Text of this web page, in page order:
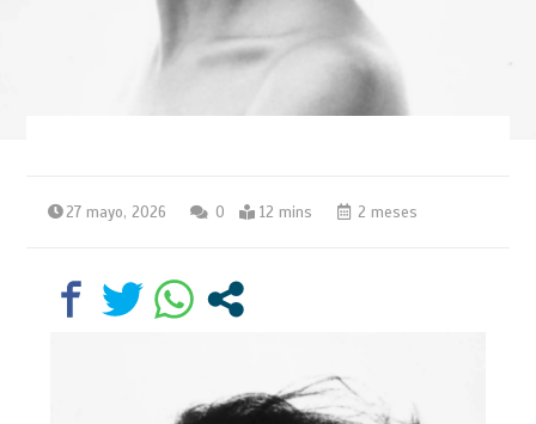
27 mayo, 2026 0 12 mins 2 meses